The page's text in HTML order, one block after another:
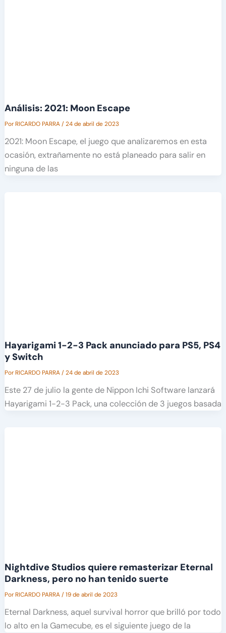
Análisis: 2021: Moon Escape
PorRICARDO PARRA/24 de abril de 2023
2021: Moon Escape, el juego que analizaremos en esta
ocasión, extrañamente no está planeado para salir en
ninguna de las
Hayarigami 1-2-3 Pack anunciado para PS5, PS4
y Switch
PorRICARDO PARRA/24 de abril de 2023
Este 27 de julio la gente de Nippon Ichi Software lanzará
Hayarigami 1-2-3 Pack, una colección de 3 juegos basada
Nightdive Studios quiere remasterizar Eternal
Darkness, pero no han tenido suerte
PorRICARDO PARRA/19 de abril de 2023
Eternal Darkness, aquel survival horror que brilló por todo
lo alto en la Gamecube, es el siguiente juego de la